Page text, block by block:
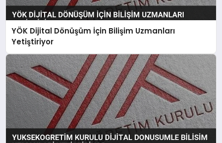
YÖK Dijital Dönüşüm İçin Bilişim Uzmanları
Yetiştiriyor